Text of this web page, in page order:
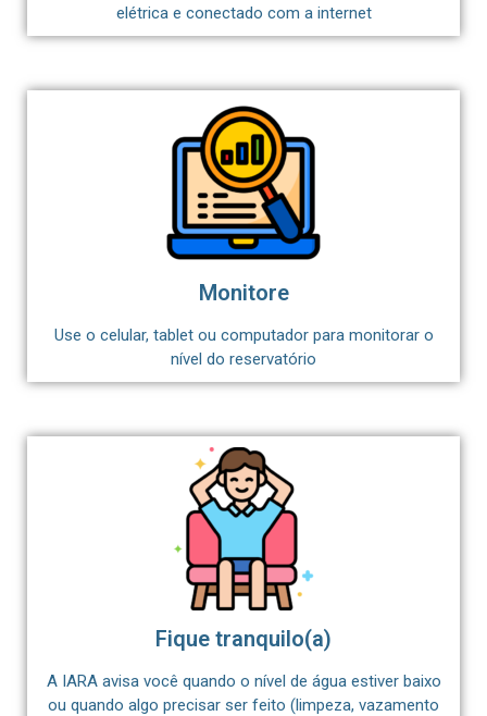
elétrica e conectado com a internet
Monitore
Use o celular, tablet ou computador para monitorar o
nível do reservatório
Fique tranquilo(a)
A IARA avisa você quando o nível de água estiver baixo
ou quando algo precisar ser feito (limpeza, vazamento